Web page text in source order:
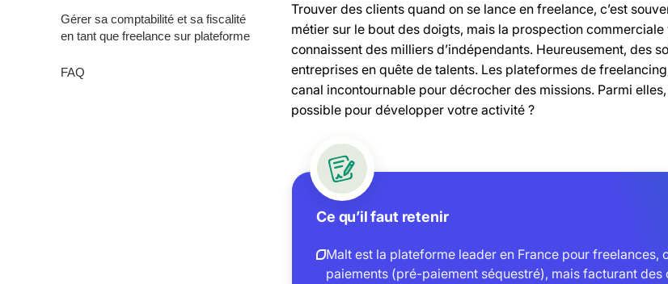
Gérer sa comptabilité et sa fiscalité
en tant que freelance sur plateforme
FAQ
Trouver des clients quand on se lance en freelance, c’est
métier sur le bout des doigts, mais la prospection
connaissent des milliers d’indépendants. Heureusement, des
entreprises en quête de talents. Les plateformes de
canal incontournable pour décrocher des missions. Parmi
possible pour développer votre activité ?
Ce qu’il faut retenir
Malt est la plateforme leader en France pour
paiements (pré-paiement séquestré), mais facturant des